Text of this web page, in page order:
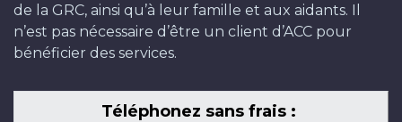
de la GRC, ainsi qu’à leur famille et aux aidants. Il
n’est pas nécessaire d’être un client d’ACC pour
bénéficier des services.
Téléphonez sans frais :